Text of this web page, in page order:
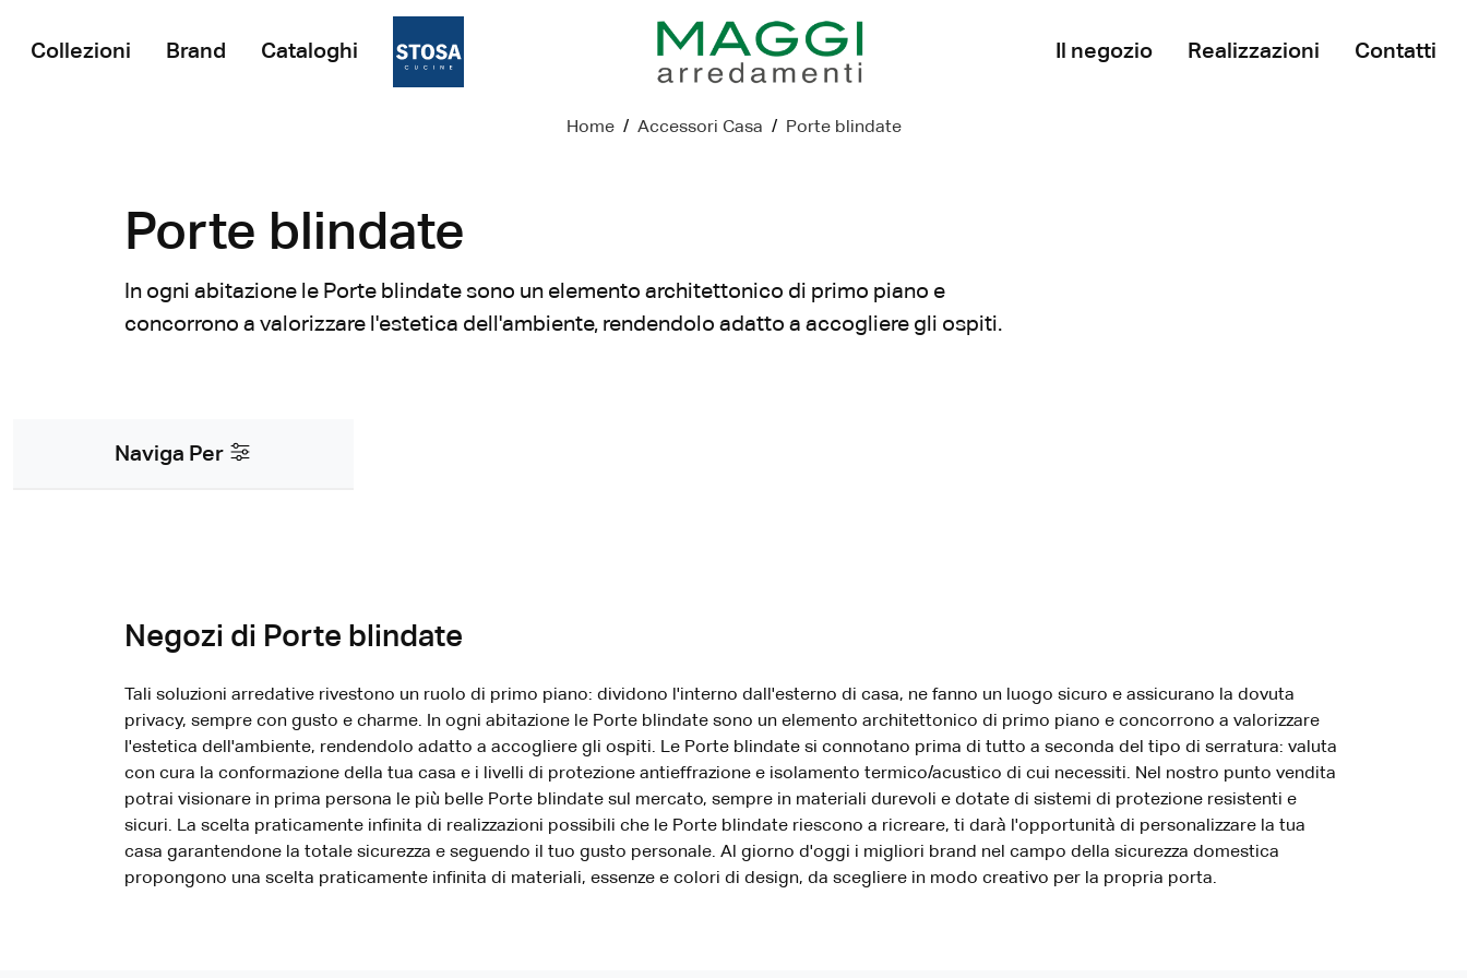
Collezioni Brand Cataloghi Il negozio Realizzazioni Contatti
Home / Accessori Casa / Porte blindate
Porte blindate
In ogni abitazione le Porte blindate sono un elemento architettonico di primo piano e
concorrono a valorizzare l'estetica dell'ambiente, rendendolo adatto a accogliere gli ospiti.
Naviga Per
Negozi di Porte blindate
Tali soluzioni arredative rivestono un ruolo di primo piano: dividono l'interno dall'esterno di casa, ne fanno un luogo sicuro e assicurano la dovuta
privacy, sempre con gusto e charme. In ogni abitazione le Porte blindate sono un elemento architettonico di primo piano e concorrono a valorizzare
l'estetica dell'ambiente, rendendolo adatto a accogliere gli ospiti. Le Porte blindate si connotano prima di tutto a seconda del tipo di serratura: valuta
con cura la conformazione della tua casa e i livelli di protezione antieffrazione e isolamento termico/acustico di cui necessiti. Nel nostro punto vendita
potrai visionare in prima persona le più belle Porte blindate sul mercato, sempre in materiali durevoli e dotate di sistemi di protezione resistenti e
sicuri. La scelta praticamente infinita di realizzazioni possibili che le Porte blindate riescono a ricreare, ti darà l'opportunità di personalizzare la tua
casa garantendone la totale sicurezza e seguendo il tuo gusto personale. Al giorno d'oggi i migliori brand nel campo della sicurezza domestica
propongono una scelta praticamente infinita di materiali, essenze e colori di design, da scegliere in modo creativo per la propria porta.